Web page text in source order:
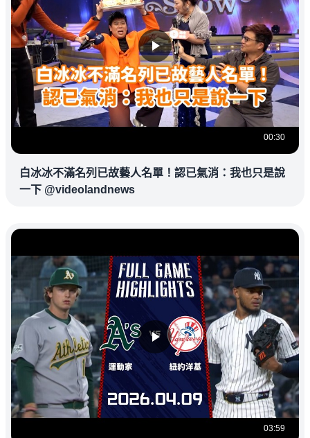
00:30
白冰冰不滿名列已故藝人名單！認已氣消：我也只是說
一下 @videolandnews
03:59